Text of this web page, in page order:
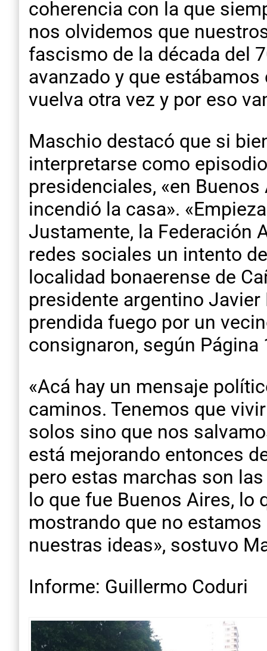
coherencia con la que
nos olvidemos que
fascismo de la década del
avanzado y que
vuelva otra vez y por eso
Maschio destacó que si
interpretarse como
presidenciales, «en
incendió la casa».
Justamente, la Federación
redes sociales un intento
localidad bonaerense de
presidente argentino
prendida fuego por un
consignaron, según Página
«Acá hay un mensaje
caminos. Tenemos que
solos sino que nos
está mejorando entonces
pero estas marchas son
lo que fue Buenos Aires, lo
mostrando que no
nuestras ideas», sostuvo
Informe: Guillermo Coduri